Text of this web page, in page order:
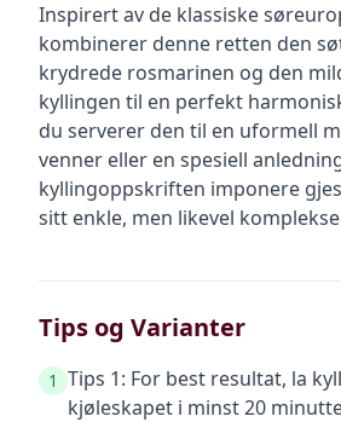
Inspirert av de klassiske
kombinerer denne retten den
krydrede rosmarinen og den
kyllingen til en perfekt
du serverer den til en uformell
venner eller en spesiell
kyllingoppskriften imponere
sitt enkle, men likevel
Tips og Varianter
1 Tips 1: For best resultat, la
kjøleskapet i minst 20